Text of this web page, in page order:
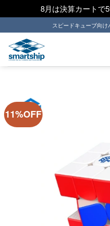
8月は決算カートで
to
content
スピードキューブ向
11%OFF